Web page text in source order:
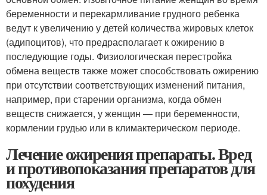
беременности и перекармливание грудного ребенка
ведут к увеличению у детей количества жировых клеток
(адипоцитов), что предрасполагает к ожирению в
последующие годы. Физиологическая перестройка
обмена веществ также может способствовать ожирению
при отсутствии соответствующих изменений питания,
например, при старении организма, когда обмен
веществ снижается, у женщин — при беременности,
кормлении грудью или в климактерическом периоде.
Лечение ожирения препараты. Вред
и противопоказания препаратов для
похудения